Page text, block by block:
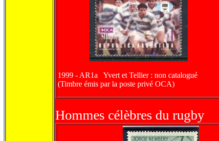
1999 - AR1a Yvert et Tellier : non catalogué
(Timbre émis par la poste privé OCA)
Hommes célèbres du rugby